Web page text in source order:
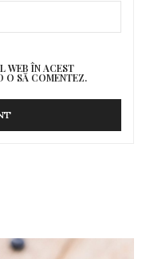
WEB ÎN ACEST
O SĂ COMENTEZ.